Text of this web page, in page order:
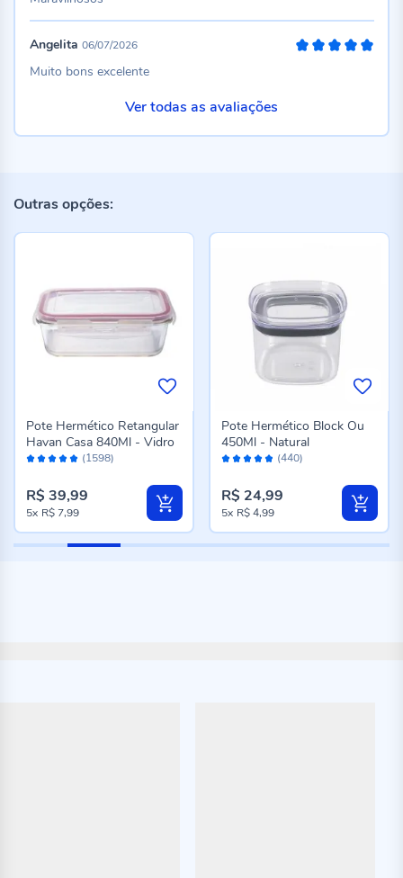
Angelita 06/07/2026
Muito bons excelente
Ver todas as avaliações
Outras opções:
Avaliação: (1598)
Pote Hermético Retangular
Havan Casa 840Ml - Vidro
R$ 39,99
5x R$ 7,99
Avaliação: (440)
Pote Hermético Block Ou
450Ml - Natural
R$ 24,99
5x R$ 4,99